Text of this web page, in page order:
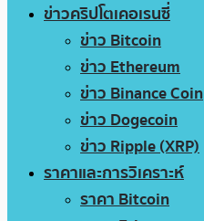
ข่าวคริปโตเคอเรนซี่
ข่าว Bitcoin
ข่าว Ethereum
ข่าว Binance Coin
ข่าว Dogecoin
ข่าว Ripple (XRP)
ราคาและการวิเคราะห์
ราคา Bitcoin